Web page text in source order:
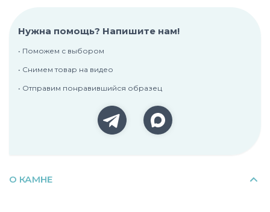
Нужна помощь? Напишите нам!
• Поможем с выбором
• Снимем товар на видео
• Отправим понравившийся образец
О КАМНЕ